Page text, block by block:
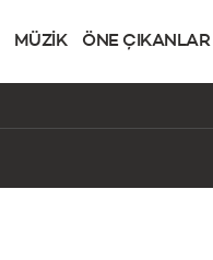
MÜZİK ÖNE ÇIKANLAR